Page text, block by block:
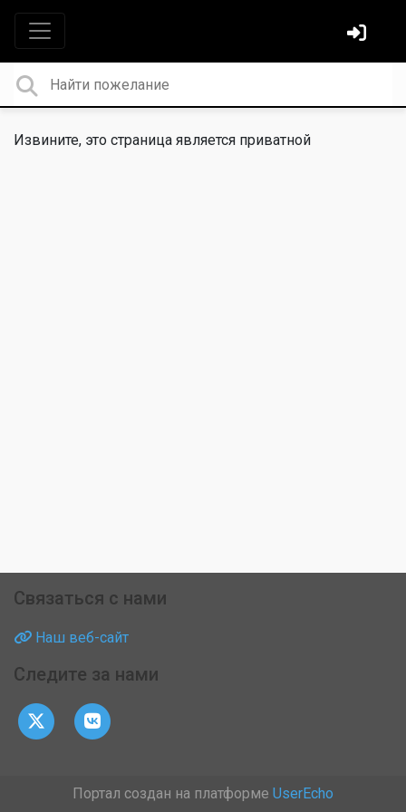
Извините, это страница является приватной
Связаться с нами
Наш веб-сайт
Следите за нами
Портал создан на платформе UserEcho